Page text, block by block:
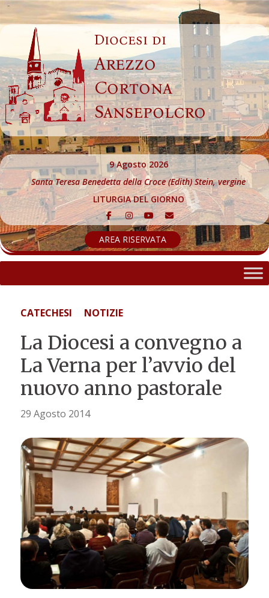
Skip
to
content
Diocesi di
Arezzo
Cortona
Sansepolcro
9 Agosto 2026
Santa Teresa Benedetta della Croce (Edith) Stein, vergine
LITURGIA DEL GIORNO
AREA RISERVATA
CATECHESI NOTIZIE
La Diocesi a convegno a
La Verna per l’avvio del
nuovo anno pastorale
29 Agosto 2014